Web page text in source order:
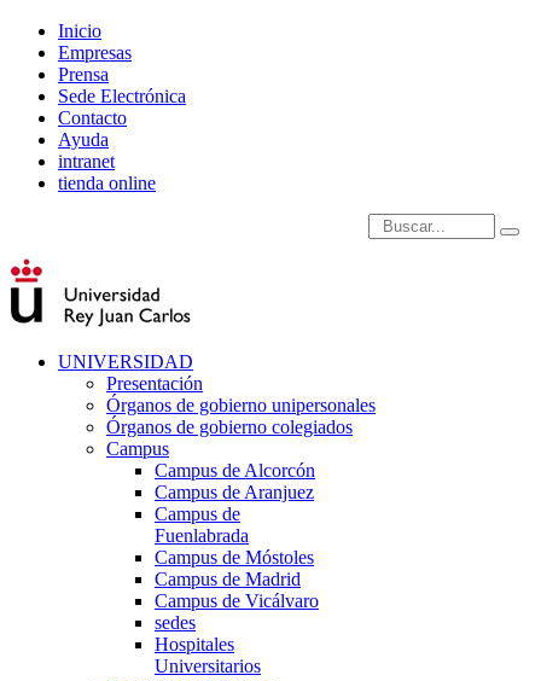
Inicio
Empresas
Prensa
Sede Electrónica
Contacto
Ayuda
intranet
tienda online
Introduce términos de
UNIVERSIDAD
Presentación
Órganos de gobierno unipersonales
Órganos de gobierno colegiados
Campus
Campus de Alcorcón
Campus de Aranjuez
Campus de
Fuenlabrada
Campus de Móstoles
Campus de Madrid
Campus de Vicálvaro
sedes
Hospitales
Universitarios